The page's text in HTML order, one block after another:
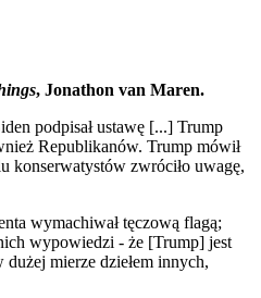
, Jonathon van Maren.
podpisał ustawę [...] Trump
Republikanów. Trump mówił
konserwatystów zwróciło uwagę,
wymachiwał tęczową flagą;
wypowiedzi - że [Trump] jest
mierze dziełem innych,